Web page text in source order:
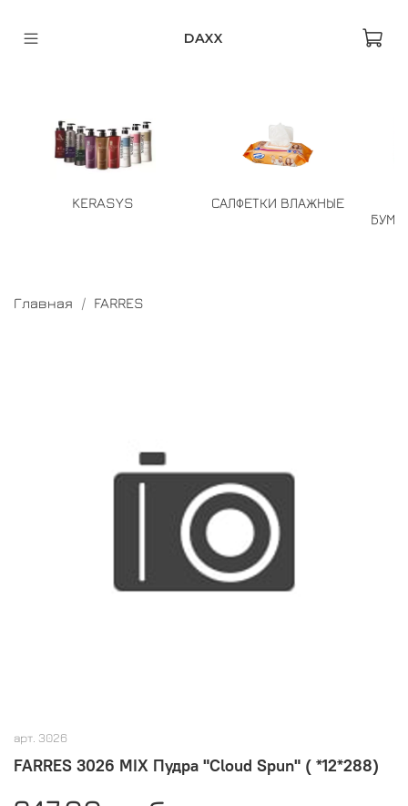
DAXX
KERASYS
САЛФЕТКИ ВЛАЖНЫЕ
Главная FARRES
арт. 3026
FARRES 3026 MIX Пудра "Cloud Spun" ( *12*288)